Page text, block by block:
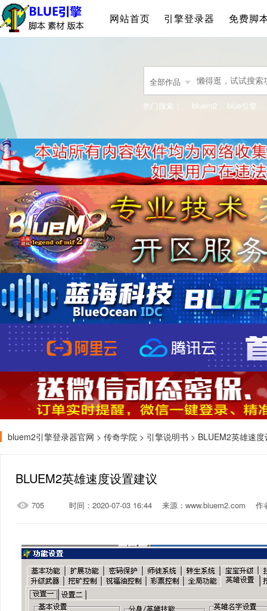
网站首页 引擎登录器 免费脚
全部作品
热门搜索： bluem2 blue引擎
bluem2引擎登录器官网 > 传奇学院 > 引擎说明书 > BLUEM2英雄速
BLUEM2英雄速度设置建议
705 时间：2020-07-03 16:44 来源：www.biuem2.com 作